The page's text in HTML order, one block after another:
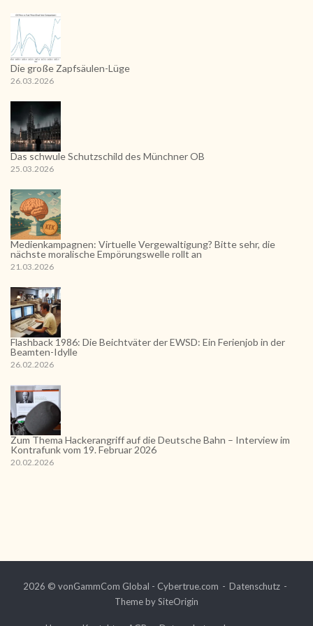
Die große Zapfsäulen-Lüge
26.03.2026
Das schwule Schutzschild des Münchner OB
25.03.2026
Medienkampagnen: Virtuelle Vergewaltigung? Bitte sehr, die
nächste moralische Empörungswelle rollt an
21.03.2026
Flashback 1986: Die Beichtväter der EWSD: Ein Ferienjob in der
Beamten-Idylle
26.02.2026
Zum Thema Hackerangriff auf die Deutsche Bahn – Interview im
Kontrafunk vom 19. Februar 2026
20.02.2026
2026 © vonGammCom Global - Cybertrue.com
Datenschutz
Theme bySiteOrigin